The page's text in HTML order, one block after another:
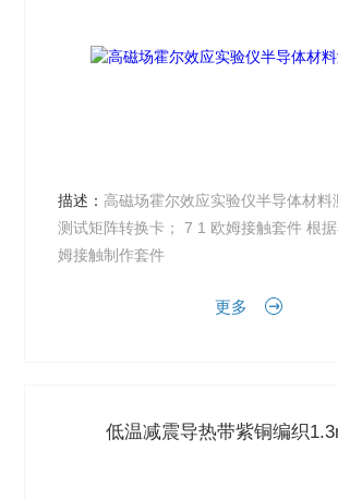
描述： 高磁场霍尔效应实验仪半导体材料
测试矩阵转换卡； 7 1 欧姆接触套件 根
姆接触制作套件
更多
低温减震导热带紫铜编织